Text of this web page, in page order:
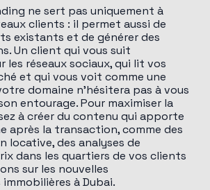
ne sert pas uniquement à
clients : il permet aussi de
existants et de générer des
Un client qui vous suit
les réseaux sociaux, qui lit vos
et qui vous voit comme une
domaine n'hésitera pas à vous
entourage. Pour maximiser la
à créer du contenu qui apporte
après la transaction, comme des
locative, des analyses de
dans les quartiers de vos clients
sur les nouvelles
à Dubai.